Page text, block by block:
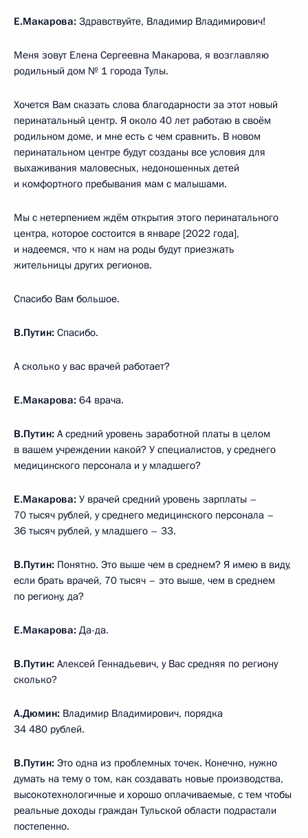
Е.Макарова: Здравствуйте, Владимир Владимирович!
Меня зовут Елена Сергеевна Макарова, я возглавляю
родильный дом № 1 города Тулы.
Хочется Вам сказать слова благодарности за этот новый
перинатальный центр. Я около 40 лет работаю в своём
родильном доме, и мне есть с чем сравнить. В новом
перинатальном центре будут созданы все условия для
выхаживания маловесных, недоношенных детей
и комфортного пребывания мам с малышами.
Мы с нетерпением ждём открытия этого перинатального
центра, которое состоится в январе [2022 года],
и надеемся, что к нам на роды будут приезжать
жительницы других регионов.
Спасибо Вам большое.
В.Путин: Спасибо.
А сколько у вас врачей работает?
Е.Макарова: 64 врача.
В.Путин: А средний уровень заработной платы в целом
в вашем учреждении какой? У специалистов, у среднего
медицинского персонала и у младшего?
Е.Макарова: У врачей средний уровень зарплаты –
70 тысяч рублей, у среднего медицинского персонала –
36 тысяч рублей, у младшего – 33.
В.Путин: Понятно. Это выше чем в среднем? Я имею в виду,
если брать врачей, 70 тысяч – это выше, чем в среднем
по региону, да?
Е.Макарова: Да-да.
В.Путин: Алексей Геннадьевич, у Вас средняя по региону
сколько?
А.Дюмин: Владимир Владимирович, порядка
34 480 рублей.
В.Путин: Это одна из проблемных точек. Конечно, нужно
думать на тему о том, как создавать новые производства,
высокотехнологичные и хорошо оплачиваемые, с тем чтобы
реальные доходы граждан Тульской области подрастали
постепенно.